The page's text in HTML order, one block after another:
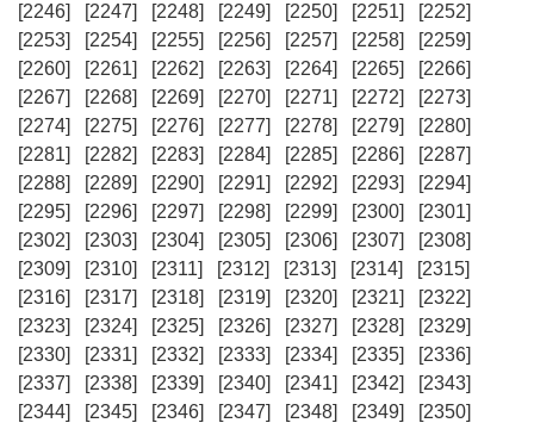
[2246]
[2247] [2248] [2249] [2250] [2251]
[2252]
[2253]
[2254] [2255] [2256] [2257] [2258]
[2259]
[2260]
[2261] [2262] [2263] [2264] [2265]
[2266]
[2267]
[2268] [2269] [2270] [2271] [2272]
[2273]
[2274]
[2275] [2276] [2277] [2278] [2279]
[2280]
[2281]
[2282] [2283] [2284] [2285] [2286]
[2287]
[2288]
[2289] [2290] [2291] [2292] [2293]
[2294]
[2295]
[2296] [2297] [2298] [2299] [2300]
[2301]
[2302]
[2303] [2304] [2305] [2306] [2307]
[2308]
[2309]
[2310] [2311] [2312] [2313] [2314]
[2315]
[2316]
[2317] [2318] [2319] [2320] [2321]
[2322]
[2323]
[2324] [2325] [2326] [2327] [2328]
[2329]
[2330]
[2331] [2332] [2333] [2334] [2335]
[2336]
[2337]
[2338] [2339] [2340] [2341] [2342]
[2343]
[2344]
[2345] [2346] [2347] [2348] [2349]
[2350]